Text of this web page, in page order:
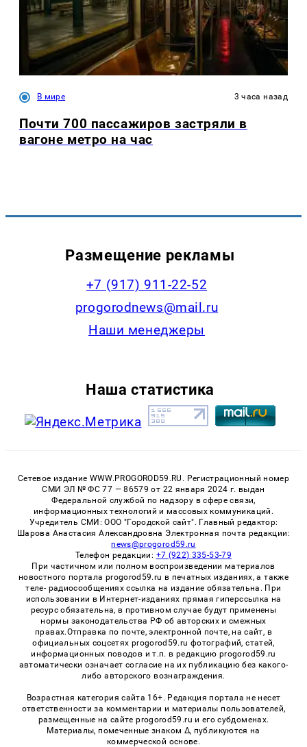
В мире 3 часа назад
Почти 700 пассажиров застряли в
вагоне метро на час
Размещение рекламы
+7 (917) 911-22-52
progorodnews@mail.ru
Наши менеджеры
Наша статистика
Сетевое издание WWW.PROGOROD59.RU. Регистрационный номер
СМИ ЭЛ № ФС 77 — 86579 от 22 января 2024 г. выдан
Федеральной службой по надзору в сфере связи,
информационных технологий и массовых коммуникаций.
Учредитель СМИ: ООО "Городской сайт". Главный редактор:
Шарова Анастасия Александровна Электронная почта редакции:
news@progorod59.ru
Телефон редакции: +7 (922) 335-53-79
При частичном или полном воспроизведении материалов
новостного портала progorod59.ru в печатных изданиях, а также
теле- радиосообщениях ссылка на издание обязательна. При
использовании в Интернет-изданиях прямая гиперссылка на
ресурс обязательна, в противном случае будут применены
нормы законодательства РФ об авторских и смежных
правах.Отправка по почте, электронной почте, на сайт, в
официальных соцсетях progorod59.ru фотографий, статей,
информационных поводов и т.п. в редакцию progorod59.ru
автоматически означает согласие на их публикацию без какого-
либо авторского вознаграждения.
Возрастная категория сайта 16+. Редакция портала не несет
ответственности за комментарии и материалы пользователей,
размещенные на сайте progorod59.ru и его субдоменах.
Материалы, помеченные знаком Δ, публикуются на
коммерческой основе.